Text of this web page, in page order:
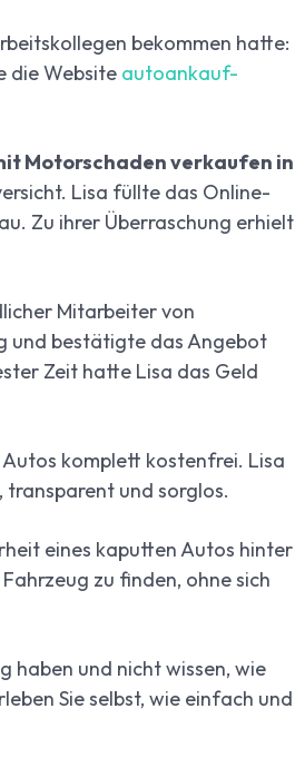
bekommen hatte:
die Website autoankauf-
Motorschaden verkaufen in
Lisa füllte das Online-
Zu ihrer Überraschung erhielt
Mitarbeiter von
und bestätigte das Angebot
Zeit hatte Lisa das Geld
komplett kostenfrei. Lisa
transparent und sorglos.
eines kaputten Autos hinter
zu finden, ohne sich
haben und nicht wissen, wie
Sie selbst, wie einfach und